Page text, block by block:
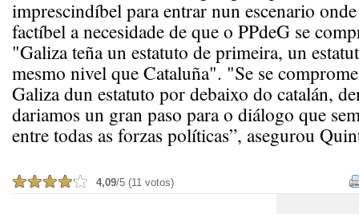
imprescindíbel para entrar nun escenario
factíbel a necesidade de que o PPdeG se
"Galiza teña un estatuto de primeira, un
mesmo nivel que Cataluña". "Se se
Galiza dun estatuto por debaixo do catalán,
dariamos un gran paso para o diálogo que
entre todas as forzas políticas”, asegurou
4,09/5 (11 votos)